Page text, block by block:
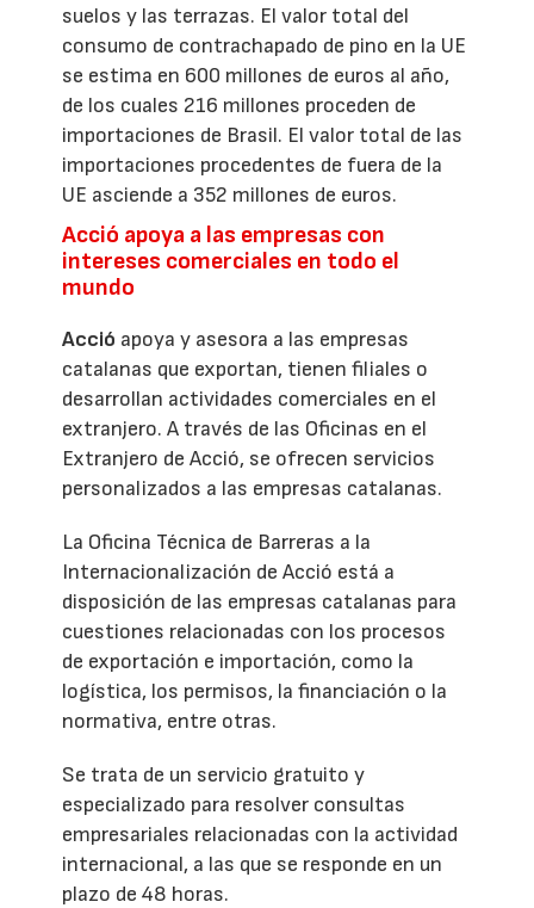
suelos y las terrazas. El valor total del
consumo de contrachapado de pino en la UE
se estima en 600 millones de euros al año,
de los cuales 216 millones proceden de
importaciones de Brasil. El valor total de las
importaciones procedentes de fuera de la
UE asciende a 352 millones de euros.
Acció apoya a las empresas con
intereses comerciales en todo el
mundo
Acció apoya y asesora a las empresas
catalanas que exportan, tienen filiales o
desarrollan actividades comerciales en el
extranjero. A través de las Oficinas en el
Extranjero de Acció, se ofrecen servicios
personalizados a las empresas catalanas.
La Oficina Técnica de Barreras a la
Internacionalización de Acció está a
disposición de las empresas catalanas para
cuestiones relacionadas con los procesos
de exportación e importación, como la
logística, los permisos, la financiación o la
normativa, entre otras.
Se trata de un servicio gratuito y
especializado para resolver consultas
empresariales relacionadas con la actividad
internacional, a las que se responde en un
plazo de 48 horas.